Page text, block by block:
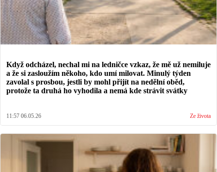
Když odcházel, nechal mi na ledničce vzkaz, že mě už nemiluje
a že si zasloužím někoho, kdo umí milovat. Minulý týden
zavolal s prosbou, jestli by mohl přijít na nedělní oběd,
protože ta druhá ho vyhodila a nemá kde strávit svátky
11:57 06.05.26 Ze života